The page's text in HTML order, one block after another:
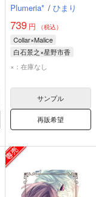
Plumeria* / ひまり
739円 （税込）
Collar×Malice
白石景之×星野市香
白石景之
×：在庫なし
サンプル
再販希望